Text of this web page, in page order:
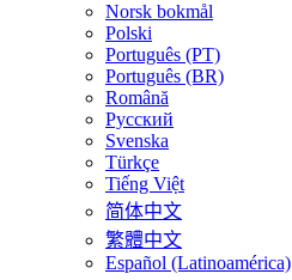
Norsk bokmål
Polski
Português (PT)
Português (BR)
Română
Русский
Svenska
Türkçe
Tiếng Việt
简体中文
繁體中文
Español (Latinoamérica)